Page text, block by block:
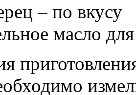
– по вкусу
масло